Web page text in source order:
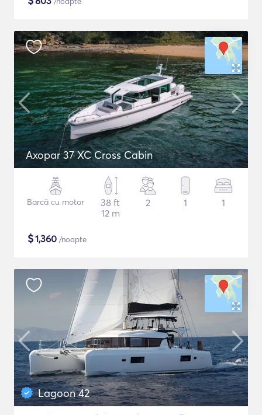
Axopar 37 XC Cross Cabin
Barcă cu motor
38 ft
12 m
2 1 1
$1,360 /noapte
Lagoon 42